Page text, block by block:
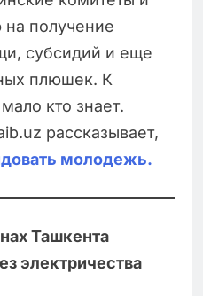
получение
субсидий и еще
плюшек. К
кто знает.
рассказывает,
молодежь.
Ташкента
электричества